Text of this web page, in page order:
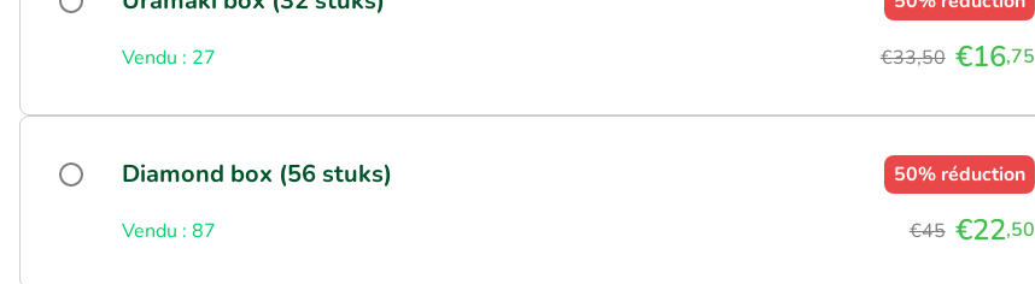
Vendu : 27 €33,50 €16,75
Diamond box (56 stuks) 50% réduction
Vendu : 87 €45 €22,50